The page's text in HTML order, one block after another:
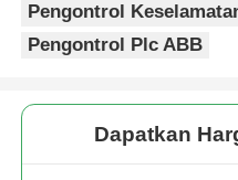
Pengontrol
Pengontrol Plc ABB
Dapatkan